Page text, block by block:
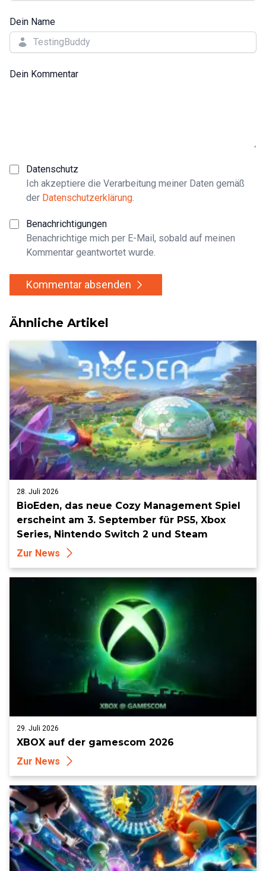
Dein Name
Dein Kommentar
Datenschutz
Ich akzeptiere die Verarbeitung meiner Daten gemäß
der Datenschutzerklärung
Benachrichtigungen
Benachrichtige mich per E-Mail, sobald auf meinen
Kommentar geantwortet wurde.
Kommentar absenden
Ähnliche Artikel
28. Juli 2026
BioEden, das neue Cozy Management Spiel
erscheint am 3. September für PS5, Xbox
Series, Nintendo Switch 2 und Steam
Zur News
29. Juli 2026
XBOX auf der gamescom 2026
Zur News